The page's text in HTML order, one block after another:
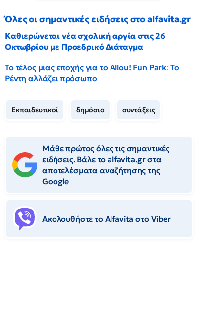
Όλες οι σημαντικές ειδήσεις στο alfavita.gr
Καθιερώνεται νέα σχολική αργία στις 26
Οκτωβρίου με Προεδρικό Διάταγμα
Το τέλος μιας εποχής για το Allou! Fun Park: Το
Ρέντη αλλάζει πρόσωπο
Εκπαιδευτικοί δημόσιο συντάξεις
Μάθε πρώτος όλες τις σημαντικές
ειδήσεις. Βάλε το alfavita.gr στα
αποτελέσματα αναζήτησης της
Google
Ακολουθήστε το Αlfavita στο Viber